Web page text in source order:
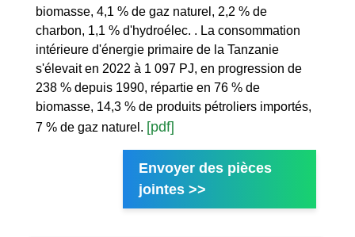
biomasse, 4,1 % de gaz naturel, 2,2 % de
charbon, 1,1 % d'hydroélec. . La consommation
intérieure d'énergie primaire de la Tanzanie
s'élevait en 2022 à 1 097 PJ, en progression de
238 % depuis 1990, répartie en 76 % de
biomasse, 14,3 % de produits pétroliers importés,
7 % de gaz naturel. [pdf]
Envoyer des pièces
jointes >>